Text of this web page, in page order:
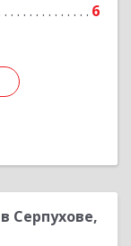
6
Серпухове,